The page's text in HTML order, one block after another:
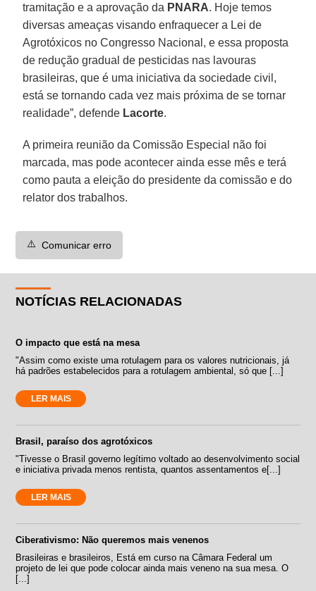
tramitação e a aprovação da PNARA. Hoje temos
diversas ameaças visando enfraquecer a Lei de
Agrotóxicos no Congresso Nacional, e essa proposta
de redução gradual de pesticidas nas lavouras
brasileiras, que é uma iniciativa da sociedade civil,
está se tornando cada vez mais próxima de se tornar
realidade”, defende Lacorte.
A primeira reunião da Comissão Especial não foi
marcada, mas pode acontecer ainda esse mês e terá
como pauta a eleição do presidente da comissão e do
relator dos trabalhos.
⚠️ Comunicar erro
NOTÍCIAS RELACIONADAS
O impacto que está na mesa
"Assim como existe uma rotulagem para os valores nutricionais, já
há padrões estabelecidos para a rotulagem ambiental, só que [...]
LER MAIS
Brasil, paraíso dos agrotóxicos
"Tivesse o Brasil governo legítimo voltado ao desenvolvimento social
e iniciativa privada menos rentista, quantos assentamentos e[...]
LER MAIS
Ciberativismo: Não queremos mais venenos
Brasileiras e brasileiros, Está em curso na Câmara Federal um
projeto de lei que pode colocar ainda mais veneno na sua mesa. O
[...]